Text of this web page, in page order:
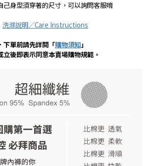
己身型須穿著的尺寸，可以詢問客服唷
洗滌說明／Care Instructions
．下單前請先詳閱「購物須知」
立後即表示同意本賣場購物規範。